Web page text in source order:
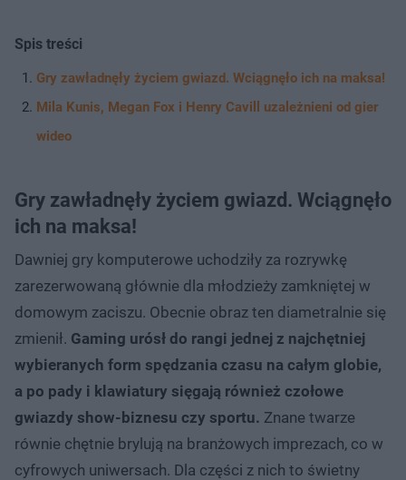
Spis treści
Gry zawładnęły życiem gwiazd. Wciągnęło ich na maksa!
Mila Kunis, Megan Fox i Henry Cavill uzależnieni od gier
wideo
Gry zawładnęły życiem gwiazd. Wciągnęło
ich na maksa!
Dawniej gry komputerowe uchodziły za rozrywkę
zarezerwowaną głównie dla młodzieży zamkniętej w
domowym zaciszu. Obecnie obraz ten diametralnie się
zmienił. Gaming urósł do rangi jednej z najchętniej
wybieranych form spędzania czasu na całym globie,
a po pady i klawiatury sięgają również czołowe
gwiazdy show-biznesu czy sportu. Znane twarze
równie chętnie brylują na branżowych imprezach, co w
cyfrowych uniwersach. Dla części z nich to świetny